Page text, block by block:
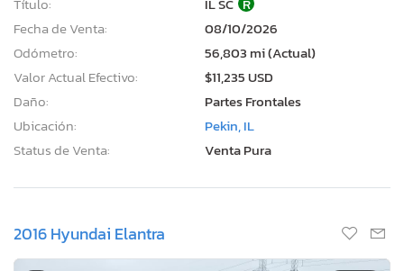
Fecha de Venta:
08/10/2026
Odómetro:
56,803 mi (Actual)
Valor Actual Efectivo:
$11,235 USD
Daño:
Partes Frontales
Ubicación:
Pekin, IL
Status de Venta:
Venta Pura
2016 Hyundai Elantra